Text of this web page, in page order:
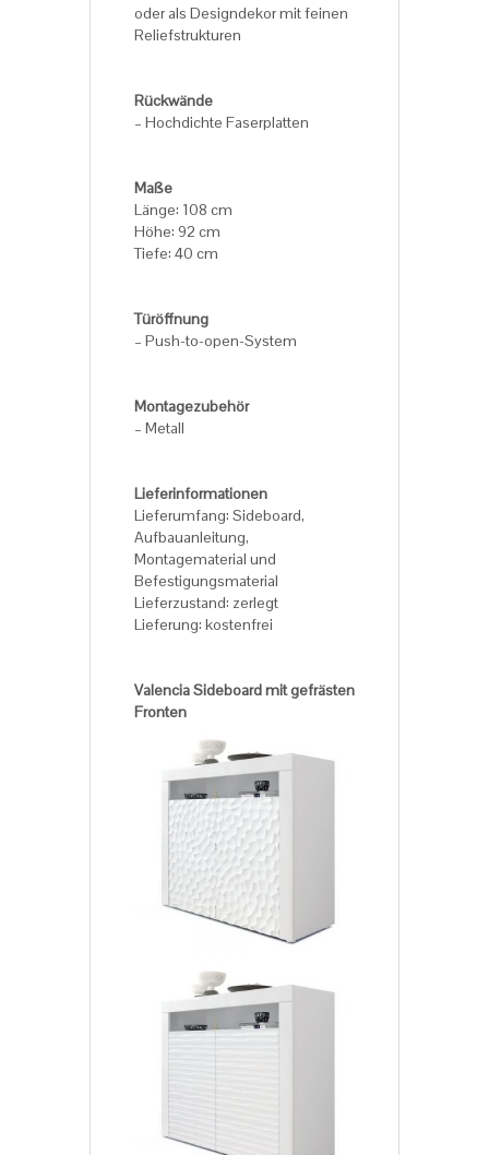
oder als Designdekor mit feinen
Reliefstrukturen
Rückwände
– Hochdichte Faserplatten
Maße
Länge: 108 cm
Höhe: 92 cm
Tiefe: 40 cm
Türöffnung
– Push-to-open-System
Montagezubehör
– Metall
Lieferinformationen
Lieferumfang: Sideboard,
Aufbauanleitung,
Montagematerial und
Befestigungsmaterial
Lieferzustand: zerlegt
Lieferung: kostenfrei
Valencia Sideboard mit gefrästen
Fronten